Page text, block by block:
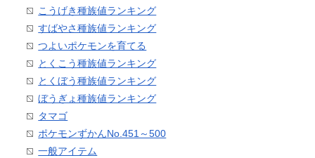
こうげき種族値ランキング
すばやさ種族値ランキング
つよいポケモンを育てる
とくこう種族値ランキング
とくぼう種族値ランキング
ぼうぎょ種族値ランキング
タマゴ
ポケモンずかんNo.451～500
一般アイテム